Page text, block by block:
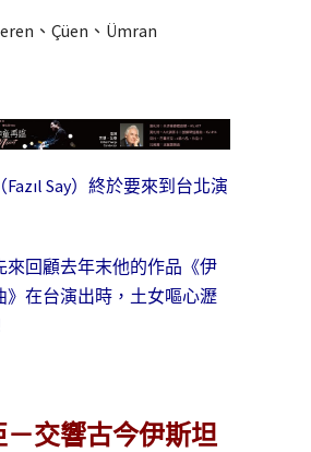
、Çüen、Ümran
Say）終於要來到台北演
來回顧去年末他的作品《伊
》在台演出時，土女嘔心瀝
－交響古今伊斯坦